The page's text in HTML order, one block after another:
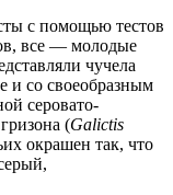
с помощью тестов
все — молодые
чучела
и со своеобразным
серовато-
(Galictis
окрашен так, что